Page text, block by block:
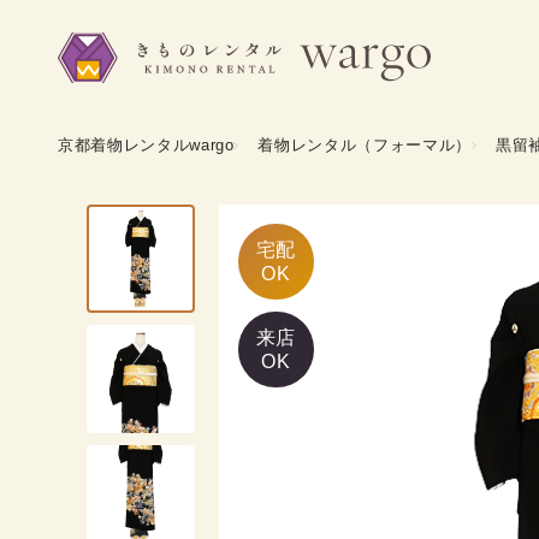
京都着物レンタルwargo 着物レンタル（フォーマル） 黒留
宅配
OK
来店
OK